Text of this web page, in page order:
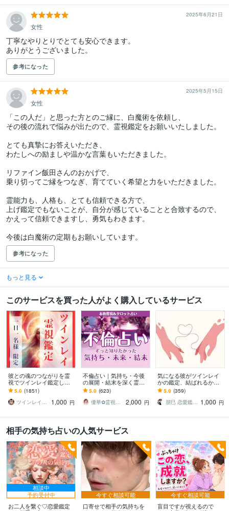
2025年6月21日
女性
丁寧なやりとりでとても安心できます。
ありがとうございました。
参考になった
2025年5月15日
女性
「この人だ」と思った方とのご縁に、白魔術を依頼し、
その後の流れで悩みが出たので、霊視鑑定をお願いいたしました。
とても真摯にお答えいただき、
わたしへの励ましや温かな言葉もいただきました。
リファイン飯田さんのおかげで、
乗り切ってご縁をつなぎ、育てていく希望と力をいただきました。
霊能力も、人格も、とても信頼できる方で、
上げ鑑定でもないことが、自分が感じていることと合致するので、
かえって信頼できますし、勇気もわきます。
今後は白魔術の定期もお願いしています。
参考になった
もっと見る
このサービスを買った人がよく購入しているサービス
彼との魂のつながりを霊
視でツインレイ鑑定しま
す 気になる彼とつながる
ことができるのか鑑定し
ます
5.0 (1851)
ツインレイ縁結び専門鑑定士✢神結シオン✢
1,000 円
不倫占い｜気持ち・今後
の展開・結末を深く霊視
します 占うだけでなく、
具体的な行動アドバイス
まで丁寧にお伝えします
5.0 (623)
優華✿霊視で導く癒やしの恋占い師
2,000 円
気になる彼がツインレイ
かの鑑定、結ばれるかを
視ます 人生相談 運命 結婚
出会い 縁結び 恋愛相談 恋
愛
5.0 (359)
朋巳 恋愛鑑定 人生相談 陰陽師 縁結び 1,000 円
相手の気持ち占いの人気サービス
相談中
予約受付中
お二人を繋ぐ♡恋愛鑑定
今すぐ相談可能
口寄せで相手の気持ちを
今すぐ相談可能
盲目ですが視えるので